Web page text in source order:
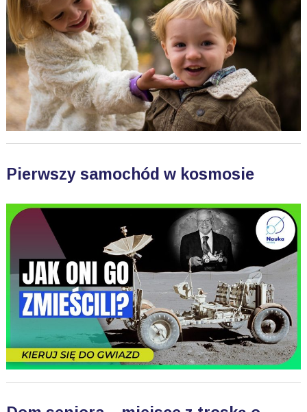
Pierwszy samochód w kosmosie